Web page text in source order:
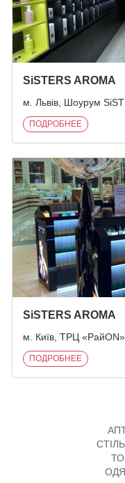
SiSTERS AROMA
м. Львів, Шоурум
ПОДРОБНЕЕ
SiSTERS AROMA
м. Київ, ТРЦ «РайON»
ПОДРОБНЕЕ